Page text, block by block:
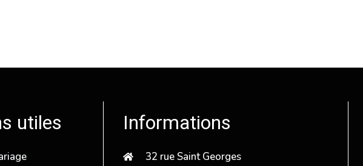
utiles Informations
32 rue Saint Georges